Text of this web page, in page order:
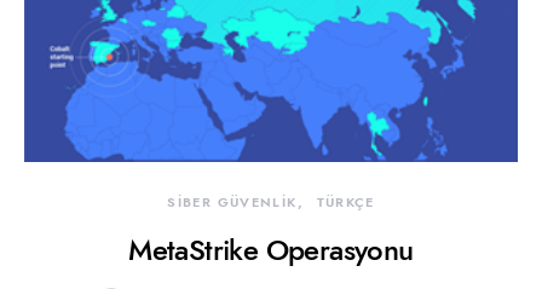
SİBER GÜVENLİK TÜRKÇE
MetaStrike Operasyonu